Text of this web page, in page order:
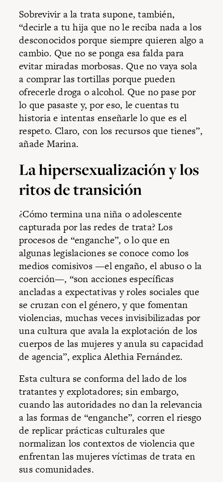
Sobrevivir a la trata supone, también,
“decirle a tu hija que no le reciba nada a los
desconocidos porque siempre quieren algo a
cambio. Que no se ponga esa falda para
evitar miradas morbosas. Que no vaya sola
a comprar las tortillas porque pueden
ofrecerle droga o alcohol. Que no pase por
lo que pasaste y, por eso, le cuentas tu
historia e intentas enseñarle lo que es el
respeto. Claro, con los recursos que tienes”,
añade Marina.
La hipersexualización y los
ritos de transición
¿Cómo termina una niña o adolescente
capturada por las redes de trata? Los
procesos de “enganche”, o lo que en
algunas legislaciones se conoce como los
medios comisivos —el engaño, el abuso o la
coerción—, “son acciones específicas
ancladas a expectativas y roles sociales que
se cruzan con el género, y que fomentan
violencias, muchas veces invisibilizadas por
una cultura que avala la explotación de los
cuerpos de las mujeres y anula su capacidad
de agencia”, explica Alethia Fernández.
Esta cultura se conforma del lado de los
tratantes y explotadores; sin embargo,
cuando las autoridades no dan la relevancia
a las formas de “enganche”, corren el riesgo
de replicar prácticas culturales que
normalizan los contextos de violencia que
enfrentan las mujeres víctimas de trata en
sus comunidades.